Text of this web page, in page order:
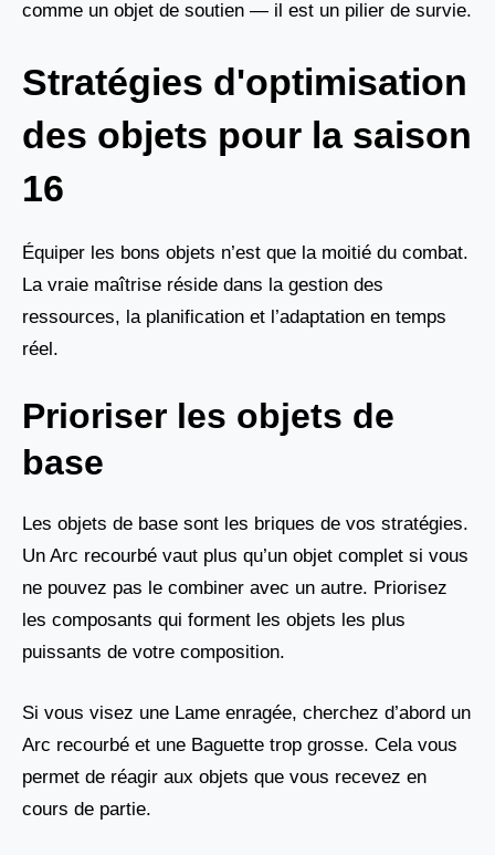
comme un objet de soutien — il est un pilier de survie.
Stratégies d'optimisation
des objets pour la saison
16
Équiper les bons objets n’est que la moitié du combat.
La vraie maîtrise réside dans la gestion des
ressources, la planification et l’adaptation en temps
réel.
Prioriser les objets de
base
Les objets de base sont les briques de vos stratégies.
Un Arc recourbé vaut plus qu’un objet complet si vous
ne pouvez pas le combiner avec un autre. Priorisez
les composants qui forment les objets les plus
puissants de votre composition.
Si vous visez une Lame enragée, cherchez d’abord un
Arc recourbé et une Baguette trop grosse. Cela vous
permet de réagir aux objets que vous recevez en
cours de partie.